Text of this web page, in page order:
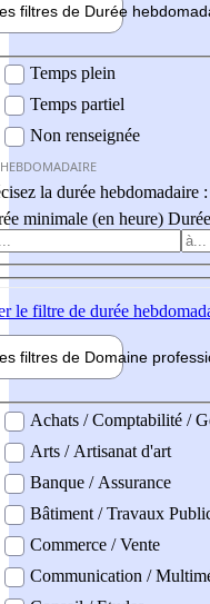
filtres de Durée hebdo
Temps plein
Temps partiel
Non renseignée
la durée hebdomadaire :
minimale (en heure)
le filtre de durée
filtres de Domaine pro
professionel
Achats / Comptabilité /
Arts / Artisanat d'art
Banque / Assurance
Bâtiment / Travaux
Commerce / Vente
Communication /